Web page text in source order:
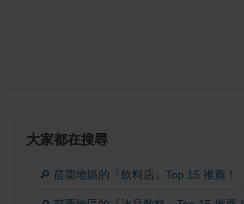
大家都在搜尋
🔎 苗栗地區的『飲料店』Top 15 推薦！